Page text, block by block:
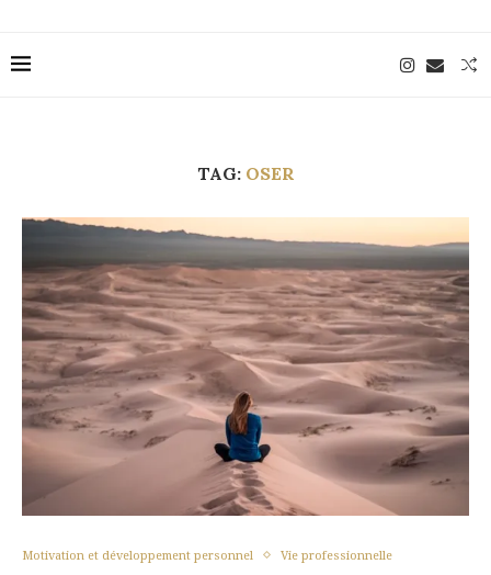
TAG: OSER
Motivation et développement personnel Vie professionnelle